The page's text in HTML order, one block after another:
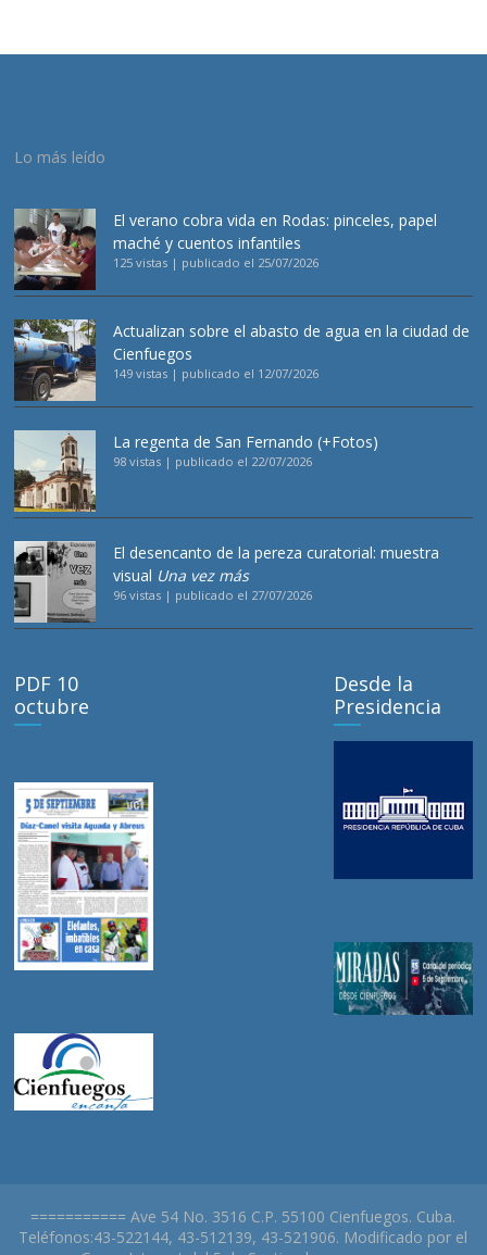
Lo más leído
El verano cobra vida en Rodas: pinceles, papel
maché y cuentos infantiles
125 vistas | publicado el 25/07/2026
Actualizan sobre el abasto de agua en la ciudad de
Cienfuegos
149 vistas | publicado el 12/07/2026
La regenta de San Fernando (+Fotos)
98 vistas | publicado el 22/07/2026
El desencanto de la pereza curatorial: muestra
visual Una vez más
96 vistas | publicado el 27/07/2026
PDF 10
octubre
Desde la
Presidencia
=========== Ave 54 No. 3516 C.P. 55100 Cienfuegos. Cuba.
Teléfonos:43-522144, 43-512139, 43-521906. Modificado por el